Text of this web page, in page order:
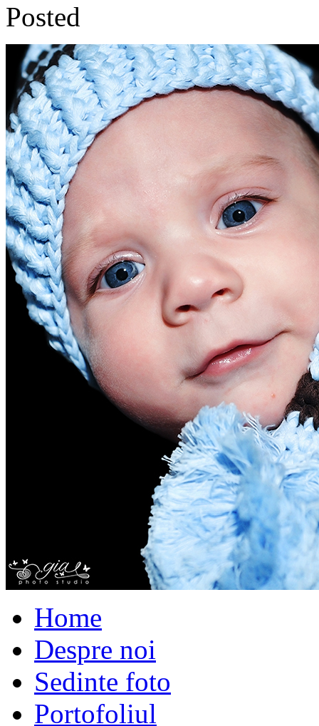
Posted
Home
Despre noi
Sedinte foto
Portofoliul